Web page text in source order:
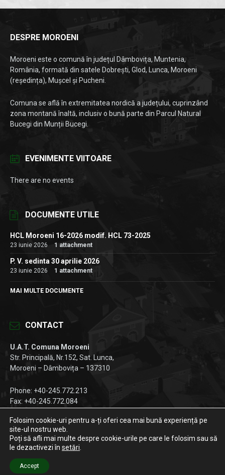
DESPRE MOROENI
Moroeni este o comună în județul Dâmbovița, Muntenia,
România, formată din satele Dobrești, Glod, Lunca, Moroeni
(reședința), Mușcel și Pucheni.
Comuna se află în extremitatea nordică a județului, cuprinzând
zona montană înaltă, inclusiv o bună parte din Parcul Natural
Bucegi din Munții Bucegi.
EVENIMENTE VIITOARE
There are no events
DOCUMENTE UTILE
HCL Moroeni 16-2026 modif. HCL 73-2025
23 iunie 2026 1 attachment
P. V. sedinta 30 aprilie 2026
23 iunie 2026 1 attachment
MAI MULTE DOCUMENTE
CONTACT
U.A.T. Comuna Moroeni
Str. Principală, Nr.152, Sat. Lunca,
Moroeni – Dâmbovița – 137310
Phone: +40-245.772.213
Fax: +40-245.772.084
FacebookInstagramLinkedIn
Folosim cookie-uri pentru a-ți oferi cea mai bună experiență pe
site-ul nostru web.
Poți să afli mai multe despre cookie-urile pe care le folosim sau să
le dezactivezi în setări
Accept